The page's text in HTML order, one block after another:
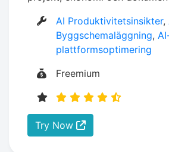
AI Produktivitetsinsikter,
Byggschemaläggning,
plattformsoptimering
Freemium
Try Now